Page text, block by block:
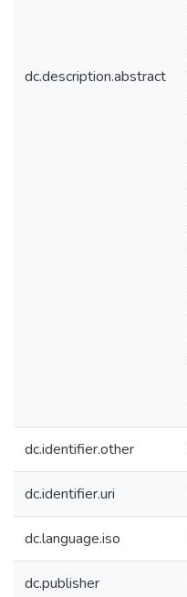
dc.description.abstract
dc.identifier.other
dc.identifier.uri
dc.language.iso
dc.publisher